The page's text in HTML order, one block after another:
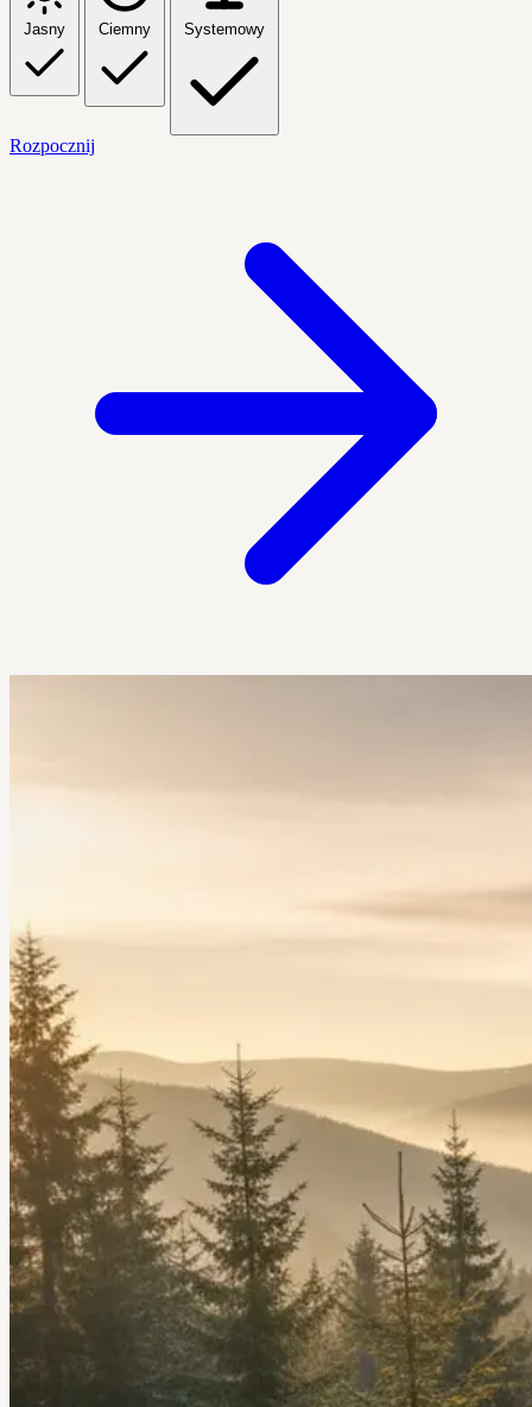
Jasny Ciemny Systemowy
Rozpocznij